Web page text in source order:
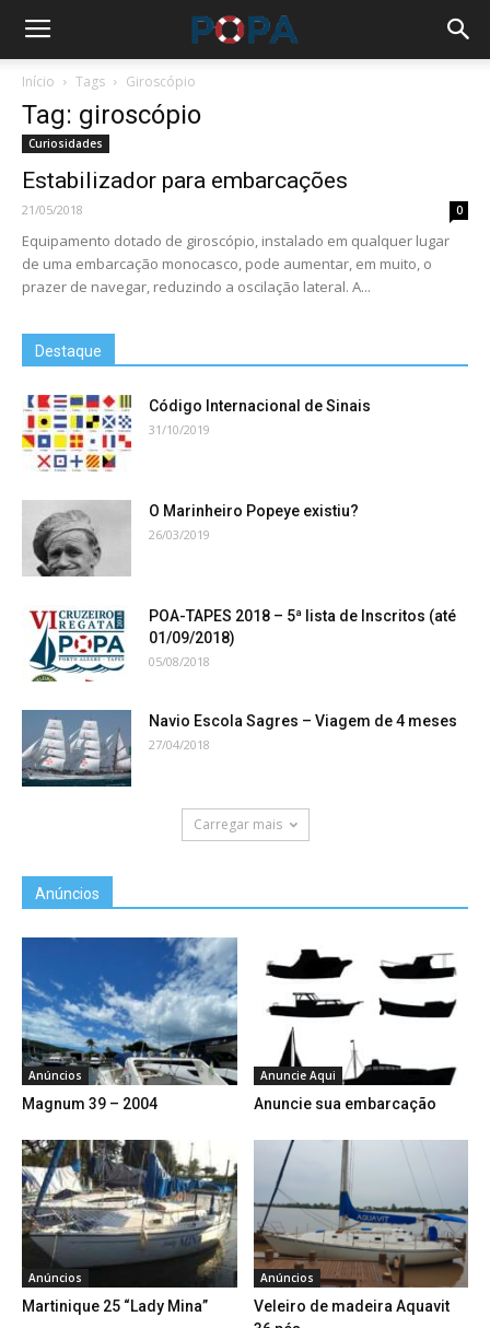
Início Tags Giroscópio
Tag: giroscópio
Curiosidades
Estabilizador para embarcações
21/05/2018 0
Equipamento dotado de giroscópio, instalado em qualquer lugar
de uma embarcação monocasco, pode aumentar, em muito, o
prazer de navegar, reduzindo a oscilação lateral. A...
Destaque
Código Internacional de Sinais
31/10/2019
O Marinheiro Popeye existiu?
26/03/2019
POA-TAPES 2018 – 5ª lista de Inscritos (até
01/09/2018)
05/08/2018
Navio Escola Sagres – Viagem de 4 meses
27/04/2018
Carregar mais
Anúncios
Anúncios
Magnum 39 – 2004
Anuncie Aqui
Anuncie sua embarcação
Anúncios
Martinique 25 “Lady Mina”
Anúncios
Veleiro de madeira Aquavit